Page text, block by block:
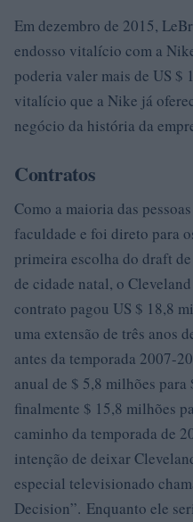
Em dezembro de 2015,
endosso vitalício com a
poderia valer mais de US
vitalício que a Nike já
negócio da história da
Contratos
Como a maioria das
faculdade e foi direto para
primeira escolha do draft
de cidade natal, o
contrato pagou US $ 18,8
uma extensão de três anos
antes da temporada 2007-
anual de $ 5,8 milhões
finalmente $ 15,8 milhões
caminho da temporada de
intenção de deixar
especial televisionado
Decision”. Enquanto ele